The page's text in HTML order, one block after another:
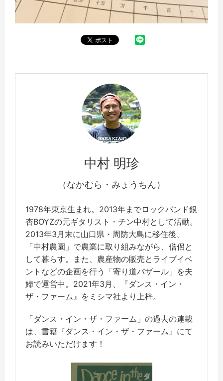
中村 明珍
（なかむら・みょうちん）
1978年東京生まれ。2013年までロックバンド銀
杏BOYZの元ギタリスト・チン中村として活動。
2013年3月末に山口県・周防大島に移住後、
「中村農園」で農業に取り組みながら、僧侶と
して暮らす。また、農産物の販売とライブイベ
ントなどの企画を行う「寄り道バザール」を夫
婦で運営中。2021年3月、『ダンス・イン・
ザ・ファーム』をミシマ社より上梓。
「ダンス・イン・ザ・ファーム」の過去の連載
は、書籍『ダンス・イン・ザ・ファーム』にて
お読みいただけます！